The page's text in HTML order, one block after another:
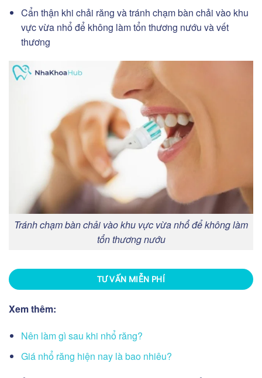
Cẩn thận khi chải răng và tránh chạm bàn chải vào khu
vực vừa nhổ để không làm tổn thương nướu và vết
thương
Tránh chạm bàn chải vào khu vực vừa nhổ để không làm
tổn thương nướu
TƯ VẤN MIỄN PHÍ
Xem thêm:
Nên làm gì sau khi nhổ răng?
Giá nhổ răng hiện nay là bao nhiêu?